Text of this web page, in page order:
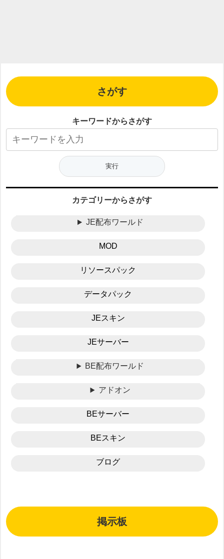
さがす
キーワードからさがす
カテゴリーからさがす
JE配布ワールド
MOD
リソースパック
データパック
JEスキン
JEサーバー
BE配布ワールド
アドオン
BEサーバー
BEスキン
ブログ
掲示板